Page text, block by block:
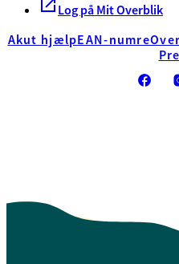
Log på Mit Overblik
Akut hjælpEAN-numre